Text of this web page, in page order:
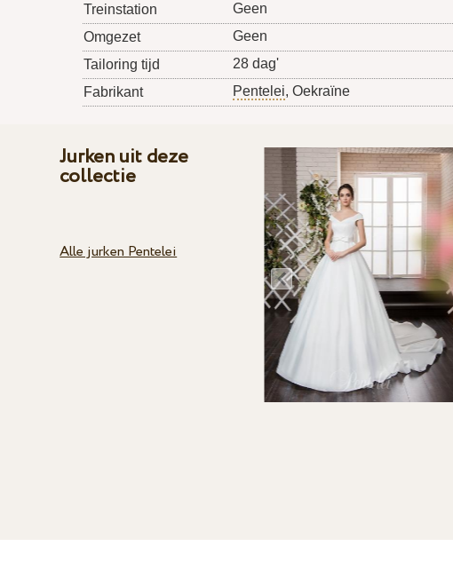
Treinstation
Geen
Omgezet
Geen
Tailoring tijd
28 dag'
Fabrikant
Pentelei, Oekraïne
Jurken uit deze
collectie
Alle jurken Pentelei